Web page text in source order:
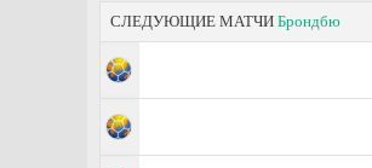
СЛЕДУЮЩИЕ МАТЧИ Брондбю